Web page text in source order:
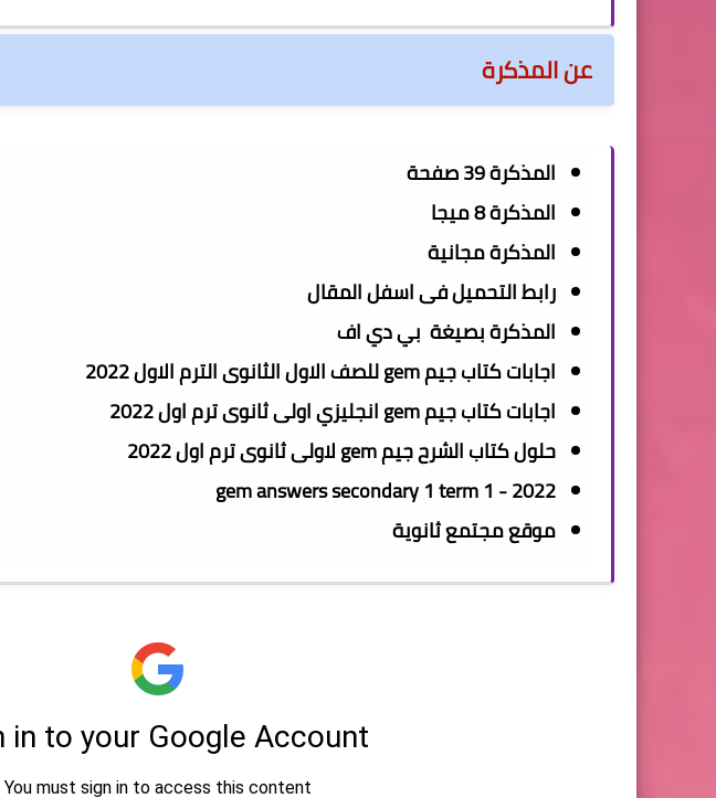
عن المذكرة
المذكرة39 صفحة
المذكرة 8 ميجا
المذكرةمجانية
رابط التحميل فى اسفل المقال
المذكرةبصيغة بي دي اف
اجابات كتاب جيم gem للصف الاول الثانوى الترم الاول 2022
اجابات كتابجيم gem
انجليزي اولى ثانوى ترم اول 2022
حلول كتاب الشرحجيم gem
لاولى ثانوى ترم اول 2022
gemanswers secondary 1 term 1 - 2022
موقع مجتمع ثانوية